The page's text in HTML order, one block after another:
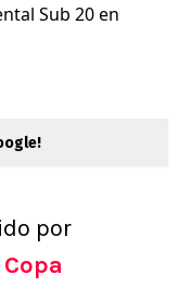
Sub 20 en
por
Copa